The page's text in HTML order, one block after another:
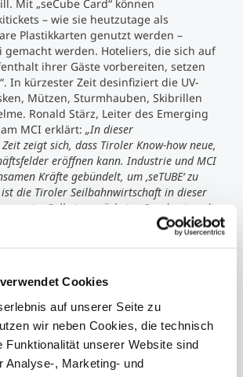
Cookies
auf unserer Seite zu
wir neben Cookies, die technisch
Funktionalität unserer Website sind
Analyse-, Marketing- und
Mit „seCube Card“ können
– wie sie heutzutage als
Plastikkarten genutzt werden –
gemacht werden. Hoteliers, die sich auf
ihrer Gäste vorbereiten, setzen
In kürzester Zeit desinfiziert die UV-
Mützen, Sturmhauben, Skibrillen
Ronald Stärz, Leiter des Emerging
MCI erklärt: „In dieser
zeigt sich, dass Tiroler Know-how neue,
eröffnen kann. Industrie und MCI
Kräfte gebündelt, um ‚seTUBE‘ zu
die Tiroler Seilbahnwirtschaft in dieser
im Fall einer nächsten Pandemie – die
ist – in der Lage schnell zu
den Betrieb aufrecht zu erhalten.“